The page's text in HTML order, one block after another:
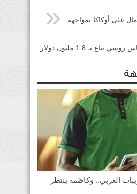
على أوكاكا بمواجهة
يباع بـ 1.8 مليون دولار
العربي.. وكاظمة ينتظر